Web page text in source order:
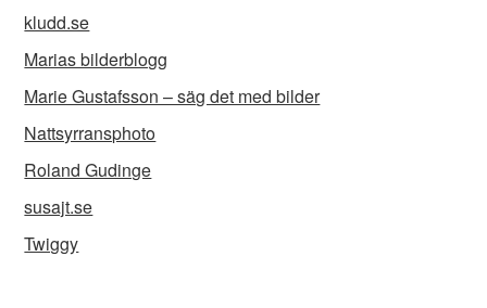
kludd.se
Marias bilderblogg
Marie Gustafsson – säg det med bilder
Nattsyrransphoto
Roland Gudinge
susajt.se
Twiggy